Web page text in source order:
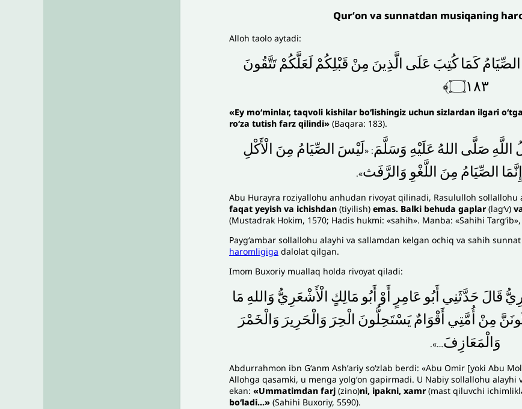
Qurʼon va sunnatdan musiqaning
Alloh taolo aytadi:
الصِّيَامُ كَمَا كُتِبَ عَلَى الَّذِينَ مِنْ قَبْلِكُمْ لَعَلَّكُمْ تَتَّقُونَ
۝١٨٣﴾
«Ey moʻminlar, taqvoli kishilar boʻlishingiz uchun sizlardan ilgari
roʻza tutish farz qilindi»(Baqara: 183).
اللَّهِ صَلَّى اللهُ عَلَيْهِ وَسَلَّمَ: «لَيْسَ الصِّيَامُ مِنَ الْأَكْلِ
إِنَّمَا الصِّيَامُ مِنَ اللَّغْوِ وَالرَّفَث».
Abu Hurayra roziyallohu anhudan rivoyat qilinadi, Rasululloh sollallohu
faqat yeyish va ichishdan (tiyilish)emas. Balki behuda gaplar(lagʻv)
(Mustadrak Hokim, 1570; Hadis hukmi: «sahih». Manba: «Sahihi Targʻib»,
Paygʻambar sollallohu alayhi va sallamdan kelgan ochiq va sahih sunnat
haromligiga dalolat qilgan.
Imom Buxoriy muallaq holda rivoyat qiladi:
قَالَ حَدَّثَنِي أَبُو عَامِرٍ أَوْ أَبُو مَالِكٍ الْأَشْعَرِيُّ وَاللهِ مَا
مِنْ أُمَّتِي أَقْوَامٌ يَسْتَحِلُّونَ الْحِرَ وَالْحَرِيرَ وَالْخَمْرَ
وَالْمَعَازِفَ…».
Abdurrahmon ibn Gʻanm Ashʼariy soʻzlab berdi: «Abu Omir [yoki Abu
Allohga qasamki, u menga yolgʻon gapirmadi. U Nabiy sollallohu
ekan: «Ummatimdan farj (zino)ni, ipakni, xamr(mast qiluvchi
boʻladi…» (Sahihi Buxoriy, 5590).